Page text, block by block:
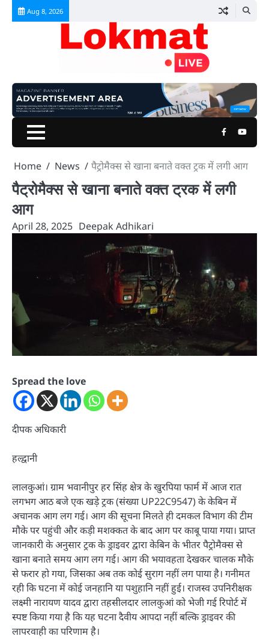
Skip
Aug 8, 2026
Facebook
Home News पैट्रोमैक्स से खाना बनाते वक्त ट्रक में लगी आग
पैट्रोमैक्स से खाना बनाते वक्त ट्रक में लगी
आग
April 28, 2025 Deepak Adhikari
Spread the love
दीपक अधिकारी
हल्द्वानी
लालकुआं। ग्राम भवानीपुर हर सिंह क्षेत्र के खुरपिया फार्म में आज रात
लगभग आठ बजे एक खड़े ट्रक (संख्या UP22C9547) के केबिन में
अचानक आग लग गई। आग की सूचना मिलते ही दमकल विभाग की टीम
मौके पर पहुंची और कड़ी मशक्कत के बाद आग पर काबू पाया गया। प्राप्त
जानकारी के अनुसार ट्रक के ड्राइवर द्वारा केबिन के भीतर पैट्रोमैक्स से
खाना बनाते समय आग लग गई। आग की भयावहता देखकर चालक मौके
से फरार हो गया, जिसका अब तक कोई सुराग नहीं लग पाया है। गनीमत
रही कि घटना में कोई जनहानि या पशुहानि नहीं हुई। राजस्व उपनिरीक्षक
लक्ष्मी नारायण यादव द्वारा तहसीलदार लालकुआं को भेजी गई रिपोर्ट में
स्पष्ट किया गया है कि यह घटना दैवीय आपदा नहीं बल्कि ड्राइवर की
लापरवाही का परिणाम है।